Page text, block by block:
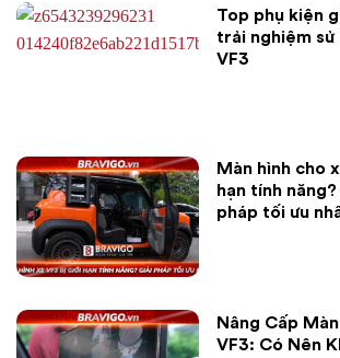
Top phụ kiện
trải nghiệm sử
VF3
Màn hình cho
hạn tính
pháp tối ưu
Nâng Cấp
VF3: Có Nên